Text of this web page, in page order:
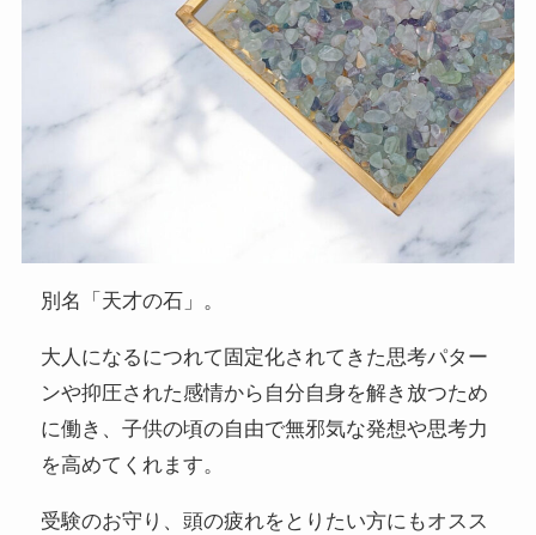
別名「天才の石」。
大人になるにつれて固定化されてきた思考パター
ンや抑圧された感情から自分自身を解き放つため
に働き、子供の頃の自由で無邪気な発想や思考力
を高めてくれます。
受験のお守り、頭の疲れをとりたい方にもオスス